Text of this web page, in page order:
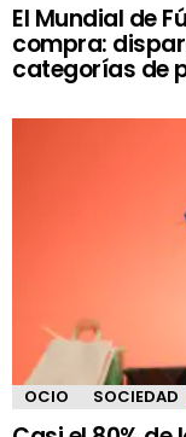
El Mundial de
compra:
categorías de
OCIO SOCIEDAD